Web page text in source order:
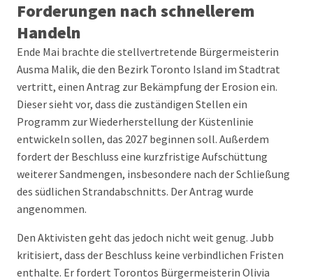
Forderungen nach schnellerem
Handeln
Ende Mai brachte die stellvertretende Bürgermeisterin
Ausma Malik, die den Bezirk Toronto Island im Stadtrat
vertritt, einen Antrag zur Bekämpfung der Erosion ein.
Dieser sieht vor, dass die zuständigen Stellen ein
Programm zur Wiederherstellung der Küstenlinie
entwickeln sollen, das 2027 beginnen soll. Außerdem
fordert der Beschluss eine kurzfristige Aufschüttung
weiterer Sandmengen, insbesondere nach der Schließung
des südlichen Strandabschnitts. Der Antrag wurde
angenommen.
Den Aktivisten geht das jedoch nicht weit genug. Jubb
kritisiert, dass der Beschluss keine verbindlichen Fristen
enthalte. Er fordert Torontos Bürgermeisterin Olivia